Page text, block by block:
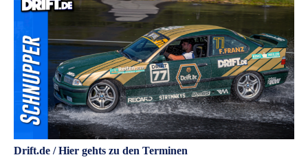
Drift.de / Hier gehts zu den Terminen